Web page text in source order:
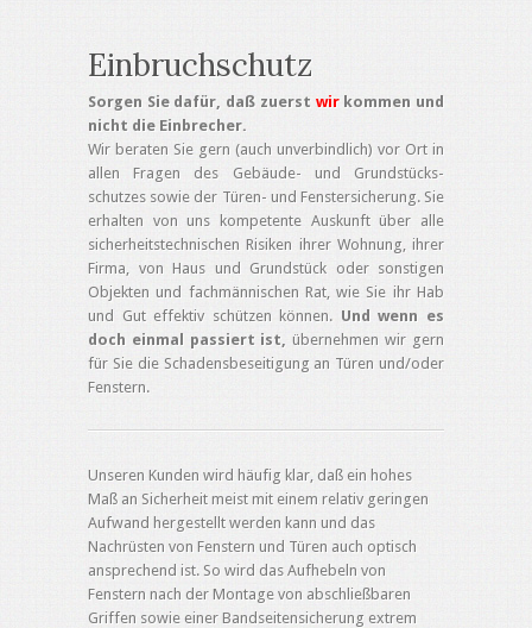
Einbruchschutz
Sorgen Sie dafür, daß zuerst wir kommen und
nicht die Einbrecher.
Wir beraten Sie gern (auch unverbindlich) vor Ort in
allen Fragen des Gebäude- und Grundstücks-
schutzes sowie der Türen- und Fenstersicherung. Sie
erhalten von uns kompetente Auskunft über alle
sicherheitstechnischen Risiken ihrer Wohnung, ihrer
Firma, von Haus und Grundstück oder sonstigen
Objekten und fachmännischen Rat, wie Sie ihr Hab
und Gut effektiv schützen können. Und wenn es
doch einmal passiert ist, übernehmen wir gern
für Sie die Schadensbeseitigung an Türen und/oder
Fenstern.
Unseren Kunden wird häufig klar, daß ein hohes
Maß an Sicherheit meist mit einem relativ geringen
Aufwand hergestellt werden kann und das
Nachrüsten von Fenstern und Türen auch optisch
ansprechend ist. So wird das Aufhebeln von
Fenstern nach der Montage von abschließbaren
Griffen sowie einer Bandseitensicherung extrem